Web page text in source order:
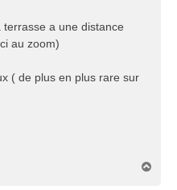
a une distance
au zoom)
( de plus en plus rare sur